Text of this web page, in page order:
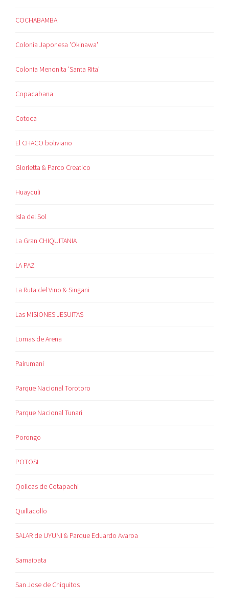
COCHABAMBA
Colonia Japonesa 'Okinawa'
Colonia Menonita 'Santa Rita'
Copacabana
Cotoca
El CHACO boliviano
Glorietta & Parco Creatico
Huayculi
Isla del Sol
La Gran CHIQUITANIA
LA PAZ
La Ruta del Vino & Singani
Las MISIONES JESUITAS
Lomas de Arena
Pairumani
Parque Nacional Torotoro
Parque Nacional Tunari
Porongo
POTOSI
Qollcas de Cotapachi
Quillacollo
SALAR de UYUNI & Parque Eduardo Avaroa
Samaipata
San Jose de Chiquitos